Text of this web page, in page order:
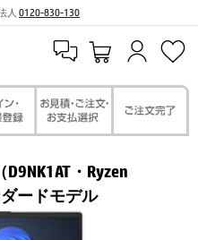
人 0120-830-130
D9NK1AT・Ryzen
ードモデル